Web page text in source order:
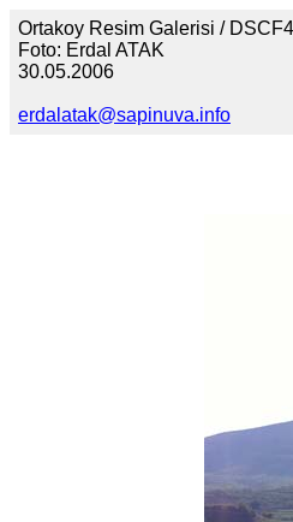
Ortakoy Resim Galerisi /
Foto: Erdal ATAK
30.05.2006
erdalatak@sapinuva.info